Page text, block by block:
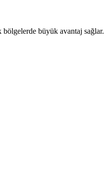
bölgelerde büyük avantaj sağlar.